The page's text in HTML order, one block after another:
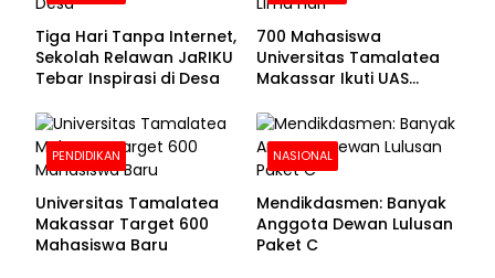
Tiga Hari Tanpa Internet,
Sekolah Relawan JaRIKU
Tebar Inspirasi di Desa
700 Mahasiswa
Universitas Tamalatea
Makassar Ikuti UAS
PENDIDIKAN
Universitas Tamalatea
Makassar Target 600
Mahasiswa Baru
NASIONAL
Mendikdasmen: Banyak
Anggota Dewan Lulusan
Paket C